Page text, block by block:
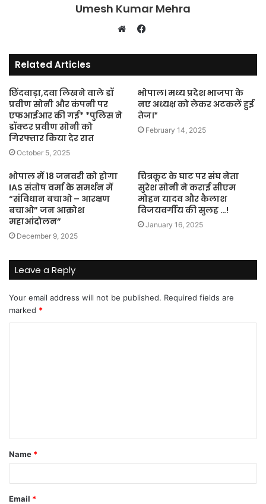
Umesh Kumar Mehra
Facebook
Related Articles
छिंदवाड़ा,दवा लिखने वाले डॉ
प्रवीण सोनी और कंपनी पर
एफआईआर की गई* *पुलिस ने
डॉक्टर प्रवीण सोनी को
गिरफ्तार किया देर रात
October 5, 2025
भोपाल। मध्य प्रदेश भाजपा के
नए अध्यक्ष को लेकर अटकलें हुई
तेज।*
February 14, 2025
भोपाल में 18 जनवरी को होगा
IAS संतोष वर्मा के समर्थन में
“संविधान बचाओ – आरक्षण
बचाओ” जन आक्रोश
महाआंदोलन”
December 9, 2025
चित्रकूट के घाट पर संघ नेता
सुरेश सोनी ने कराई सीएम
मोहन यादव और कैलाश
विजयवर्गीय की सुलह …!
January 16, 2025
Leave a Reply
Your email address will not be published. Required fields are
marked *
t
*
Name *
Email *